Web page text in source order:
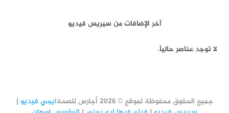
آخر الإضافات من سيريس فيديو
لا توجد عناصر حالياً.
جميع الحقوق محفوظة لموقع © 2026 أجارس للصحة ايجي فيديو |